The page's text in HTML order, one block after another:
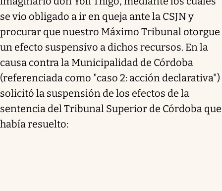
se vio obligado a ir en queja ante la CSJN y
procurar que nuestro Máximo Tribunal otorgue
un efecto suspensivo a dichos recursos. En la
causa contra la Municipalidad de Córdoba
(referenciada como "caso 2: acción declarativa")
solicitó la suspensión de los efectos de la
sentencia del Tribunal Superior de Córdoba que
había resuelto: